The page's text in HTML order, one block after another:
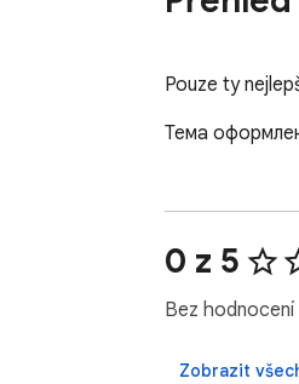
Pouze ty
Тема
0 z 5
Bez hodnocení
Zobrazit